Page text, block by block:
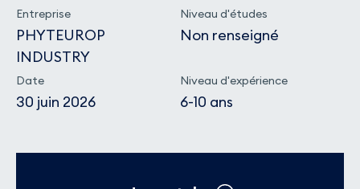
Entreprise
PHYTEUROP
INDUSTRY
Niveau d'études
Non renseigné
Date
30 juin 2026
Niveau d'expérience
6-10 ans